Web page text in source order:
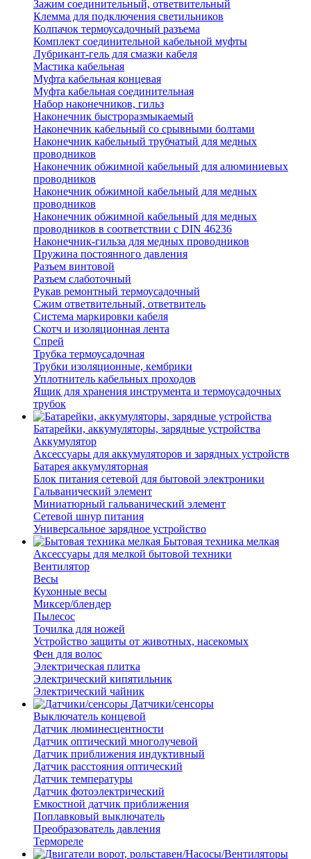
Зажим соединительный, ответвительный
Клемма для подключения светильников
Колпачок термоусадочный разъема
Комплект соединительной кабельной муфты
Лубрикант-гель для смазки кабеля
Мастика кабельная
Муфта кабельная концевая
Муфта кабельная соединительная
Набор наконечников, гильз
Наконечник быстроразмыкаемый
Наконечник кабельный со срывными болтами
Наконечник кабельный трубчатый для медных
проводников
Наконечник обжимной кабельный для алюминиевых
проводников
Наконечник обжимной кабельный для медных
проводников
Наконечник обжимной кабельный для медных
проводников в соответствии с DIN 46236
Наконечник-гильза для медных проводников
Пружина постоянного давления
Разъем винтовой
Разъем слаботочный
Рукав ремонтный термоусадочный
Сжим ответвительный, ответвитель
Система маркировки кабеля
Скотч и изоляционная лента
Спрей
Трубка термоусадочная
Трубки изоляционные, кембрики
Уплотнитель кабельных проходов
Ящик для хранения инструмента и термоусадочных
трубок
Батарейки, аккумуляторы, зарядные устройства
Аккумулятор
Аксессуары для аккумуляторов и зарядных устройств
Батарея аккумуляторная
Блок питания сетевой для бытовой электроники
Гальванический элемент
Миниатюрный гальванический элемент
Сетевой шнур питания
Универсальное зарядное устройство
Бытовая техника мелкая
Аксессуары для мелкой бытовой техники
Вентилятор
Весы
Кухонные весы
Миксер/блендер
Пылесос
Точилка для ножей
Устройство защиты от животных, насекомых
Фен для волос
Электрическая плитка
Электрический кипятильник
Электрический чайник
Датчики/сенсоры
Выключатель концевой
Датчик люминесцентности
Датчик оптический многолучевой
Датчик приближения индуктивный
Датчик расстояния оптический
Датчик температуры
Датчик фотоэлектрический
Емкостной датчик приближения
Поплавковый выключатель
Преобразователь давления
Термореле